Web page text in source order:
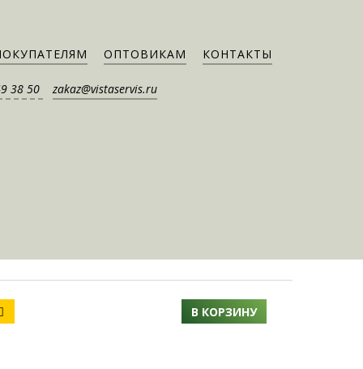
ОПТОВИКАМ КОНТАКТЫ
38 50 zakaz@vistaservis.ru
В КОРЗИНУ